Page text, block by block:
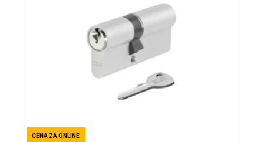
CENA ZA ONLINE